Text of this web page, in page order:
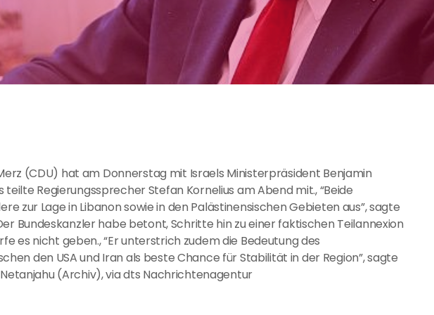
(CDU) hat am Donnerstag mit Israels Ministerpräsident Benjamin
Regierungssprecher Stefan Kornelius am Abend mit., “Beide
zur Lage in Libanon sowie in den Palästinensischen Gebieten aus”, sagte
Bundeskanzler habe betont, Schritte hin zu einer faktischen Teilannexion
es nicht geben., “Er unterstrich zudem die Bedeutung des
den USA und Iran als beste Chance für Stabilität in der Region”, sagte
Netanjahu (Archiv), via dts Nachrichtenagentur